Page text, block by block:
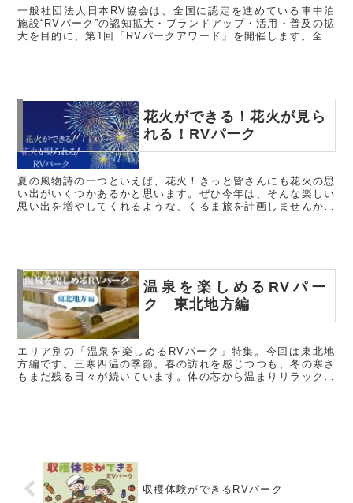
一般社団法人日本RV協会は、全国に認定を進めている車中泊
施設“RVパーク”の認知拡大・ブランドアップ・活用・普及の拡
大を目的に、第1回「RVパークアワード」を開催します。全国
花火ができる！花火が見ら
れる！RVパーク
夏の風物詩の一つといえば、花火！きっと皆さんにも花火の思
い出がいくつかあるかと思います。ぜひ今年は、そんな楽しい
思い出を増やしてくれるような、くるま旅を計画しませんか？
温泉を楽しめるRVパー
ク 東北地方編
エリア別の「温泉を楽しめるRVパーク」特集。今回は東北地
方編です。三寒四温の季節。春の訪れを感じつつも、冬の寒さ
もまだ残る日々が続いています。体の芯から温まりリラックス
収穫体験ができるRVパーク